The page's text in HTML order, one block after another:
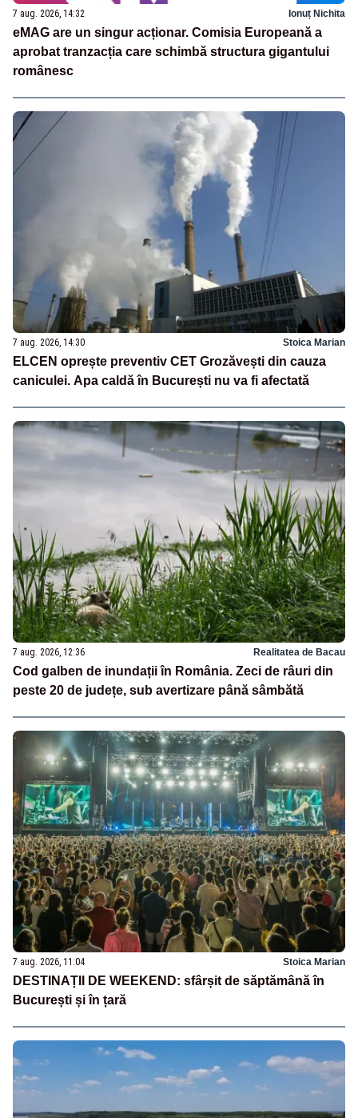
7 aug. 2026, 14:32 Ionuț Nichita
eMAG are un singur acționar. Comisia Europeană a
aprobat tranzacția care schimbă structura gigantului
românesc
7 aug. 2026, 14:30 Stoica Marian
ELCEN oprește preventiv CET Grozăvești din cauza
caniculei. Apa caldă în București nu va fi afectată
7 aug. 2026, 12:36 Realitatea de Bacau
Cod galben de inundații în România. Zeci de râuri din
peste 20 de județe, sub avertizare până sâmbătă
7 aug. 2026, 11:04 Stoica Marian
DESTINAȚII DE WEEKEND: sfârșit de săptămână în
București și în țară